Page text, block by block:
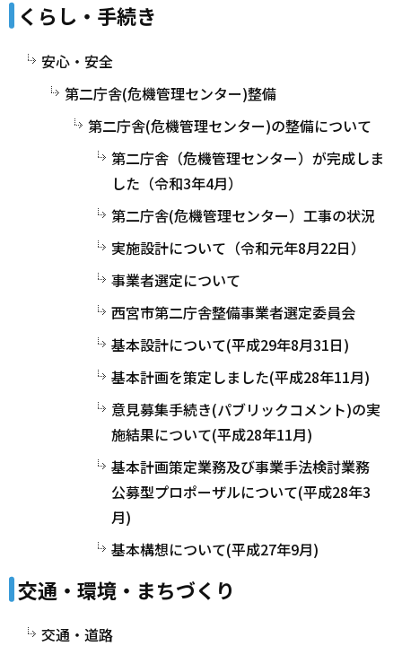
くらし・手続き
安心・安全
第二庁舎(危機管理センター)整備
第二庁舎(危機管理センター)の整備について
第二庁舎（危機管理センター）が完成しま
した（令和3年4月）
第二庁舎(危機管理センター）工事の状況
実施設計について（令和元年8月22日）
事業者選定について
西宮市第二庁舎整備事業者選定委員会
基本設計について(平成29年8月31日)
基本計画を策定しました(平成28年11月)
意見募集手続き(パブリックコメント)の実
施結果について(平成28年11月)
基本計画策定業務及び事業手法検討業務
公募型プロポーザルについて(平成28年3
月)
基本構想について(平成27年9月)
交通・環境・まちづくり
交通・道路